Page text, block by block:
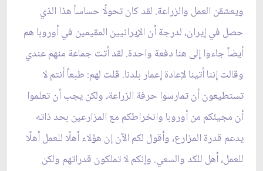
ويعشقن العمل والزراعة. لقد كان تحولًا حساساً هذا الذي
حصل في إيران، لدرجة أن الإيرانيين المقيمين في أوروبا هم
أيضاً جاءوا إلى هنا دفعة واحدة. لقد أتت جماعة منهم عندي
وقالت إننا أتينا لإعادة إعمار بلدنا. قلت لهم: طبعاً أنتم لا
تستطيعون أن تمارسوا حرفة الزراعة، ولكن يجب أن تعلموا
أن مجيئكم من أوروبا وانخراطكم مع المزارعين بحد ذاته
يدعم قدرة المزارع، وأقول لكم الآن إن هؤلاء أهلًا للعمل أهلًا
للعمل، أهل للكد والسعي. وإنكم لا تملكون قدراتهم ولكن